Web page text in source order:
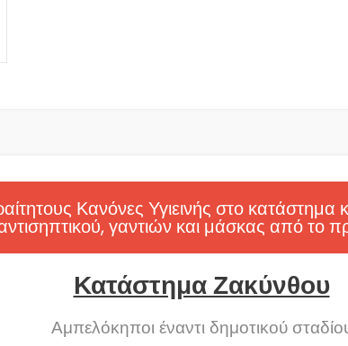
Κανόνες Υγιεινής στο
γαντιών και μάσκας από το
Κατάστημα Ζακύνθου
Αμπελόκηποι έναντι δημοτικού